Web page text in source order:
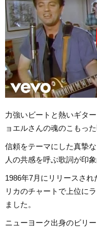
力強いビートと熱いギタ
ョエルさんの魂のこもっ
信頼をテーマにした真摯
人の共感を呼ぶ歌詞が印象
1986年7月にリリースさ
リカのチャートで上位に
ました。
ニューヨーク出身のビリ